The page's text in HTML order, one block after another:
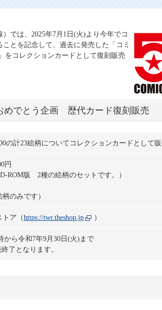
では、2025年7月1日(火)より今年でコ
とを記念して、過去に発売した「コミ
をコレクションカードとして復刻販売
めでとう企画 歴代カード復刻販売
の計23絵柄についてコレクションカードとして販
円
ROM版 2種の絵柄のセットです。）
のみです）
トア（https://twr.theshop.jp ）
から令和7年9月30日(火)まで
了となります。